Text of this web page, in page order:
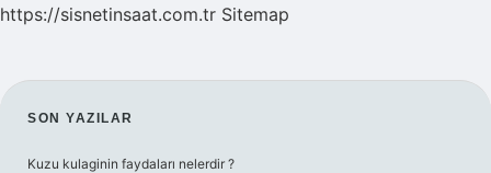
https://sisnetinsaat.com.tr Sitemap
SIDEBAR
SON YAZILAR
Kuzu kulaginin faydaları nelerdir ?